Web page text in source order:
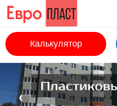
Перейти к основному содержанию
Калькулятор